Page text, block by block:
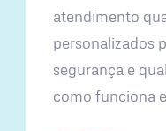
atendimento
personalizados
segurança e
como funciona